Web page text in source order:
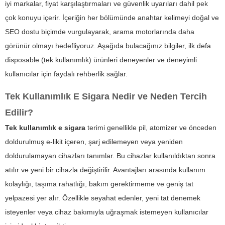
iyi markalar, fiyat karşılaştırmaları ve güvenlik uyarıları dahil pek
çok konuyu içerir. İçeriğin her bölümünde anahtar kelimeyi doğal ve
SEO dostu biçimde vurgulayarak, arama motorlarında daha
görünür olmayı hedefliyoruz. Aşağıda bulacağınız bilgiler, ilk defa
disposable (tek kullanımlık) ürünleri deneyenler ve deneyimli
kullanıcılar için faydalı rehberlik sağlar.
Tek Kullanımlık E Sigara Nedir ve Neden Tercih
Edilir?
Tek kullanımlık e sigara terimi genellikle pil, atomizer ve önceden
doldurulmuş e-likit içeren, şarj edilemeyen veya yeniden
doldurulamayan cihazları tanımlar. Bu cihazlar kullanıldıktan sonra
atılır ve yeni bir cihazla değiştirilir. Avantajları arasında kullanım
kolaylığı, taşıma rahatlığı, bakım gerektirmeme ve geniş tat
yelpazesi yer alır. Özellikle seyahat edenler, yeni tat denemek
isteyenler veya cihaz bakımıyla uğraşmak istemeyen kullanıcılar